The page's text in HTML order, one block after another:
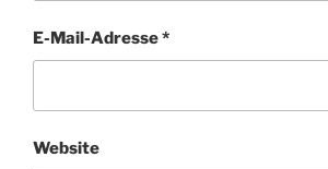
E-Mail-Adresse*
Website